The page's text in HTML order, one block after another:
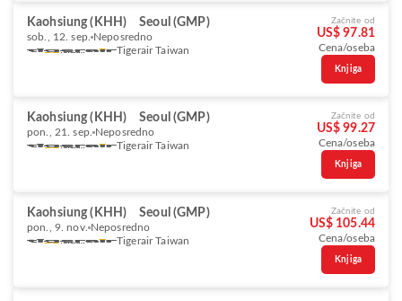
Kaohsiung (KHH) Seoul (GMP)
sob., 12. sep. Neposredno
Tigerair Taiwan
Začnite od
US$ 97.81
Cena/oseba
Knjiga
Kaohsiung (KHH) Seoul (GMP)
pon., 21. sep. Neposredno
Tigerair Taiwan
Začnite od
US$ 99.27
Cena/oseba
Knjiga
Kaohsiung (KHH) Seoul (GMP)
pon., 9. nov. Neposredno
Tigerair Taiwan
Začnite od
US$ 105.44
Cena/oseba
Knjiga